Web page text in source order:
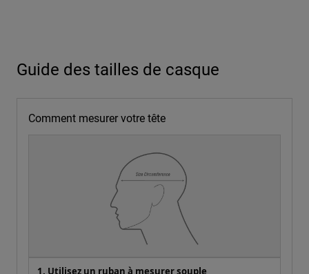
Guide des tailles de casque
Comment mesurer votre tête
1. Utilisez un ruban à mesurer souple